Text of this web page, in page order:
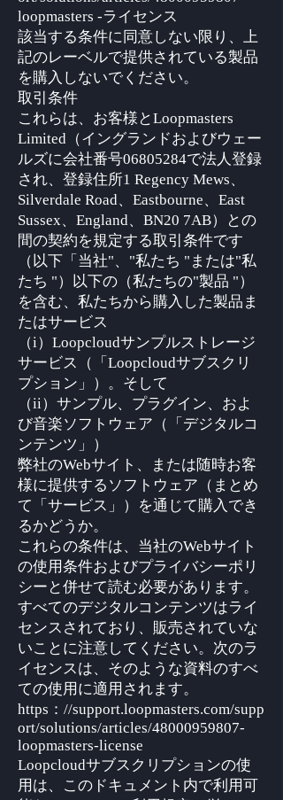
loopmasters -ライセンス
該当する条件に同意しない限り、上
記のレーベルで提供されている製品
を購入しないでください。
取引条件
これらは、お客様とLoopmasters
Limited（イングランドおよびウェー
ルズに会社番号06805284で法人登録
され、登録住所1 Regency Mews、
Silverdale Road、Eastbourne、East
Sussex、England、BN20 7AB）との
間の契約を規定する取引条件です
（以下「当社"、"私たち "または"私
たち "）以下の（私たちの"製品 "）
を含む、私たちから購入した製品ま
たはサービス
（i）Loopcloudサンプルストレージ
サービス（「Loopcloudサブスクリ
プション」）。そして
（ii）サンプル、プラグイン、およ
び音楽ソフトウェア（「デジタルコ
ンテンツ」）
弊社のWebサイト、または随時お客
様に提供するソフトウェア（まとめ
て「サービス」）を通じて購入でき
るかどうか。
これらの条件は、当社のWebサイト
の使用条件およびプライバシーポリ
シーと併せて読む必要があります。
すべてのデジタルコンテンツはライ
センスされており、販売されていな
いことに注意してください。次のラ
イセンスは、そのような資料のすべ
ての使用に適用されます。
https：//support.loopmasters.com/supp
ort/solutions/articles/48000959807-
loopmasters-license
Loopcloudサブスクリプションの使
用は、このドキュメント内で利用可